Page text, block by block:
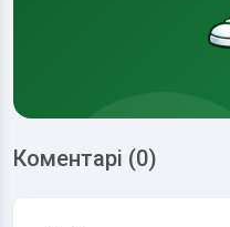
Коментарі (0)